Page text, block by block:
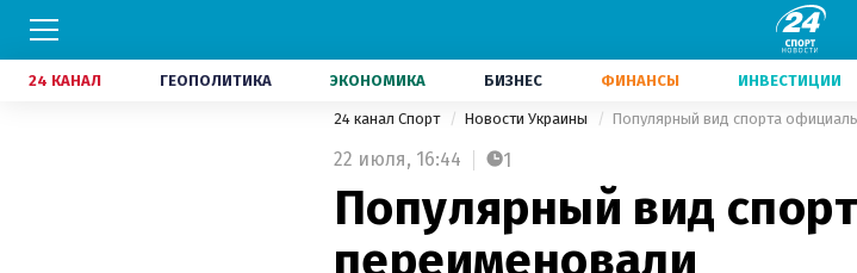
24 КАНАЛ ГЕОПОЛИТИКА ЭКОНОМИКА БИЗНЕС ФИНАНСЫ ИНВЕСТИЦИИ
24 канал Спорт Новости Украины Популярный вид спорта
22 июля, 16:44 1
Популярный вид
переименовали